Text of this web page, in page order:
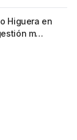
Higuera en
m…